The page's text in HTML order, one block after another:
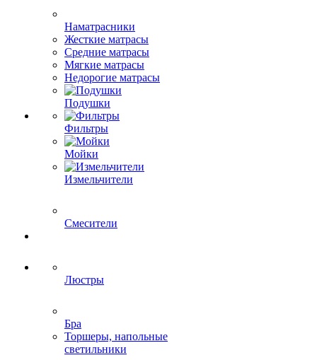
Наматрасники
Жесткие матрасы
Средние матрасы
Мягкие матрасы
Недорогие матрасы
Подушки
Фильтры
Мойки
Измельчители
Смесители
Люстры
Бра
Торшеры, напольные
светильники